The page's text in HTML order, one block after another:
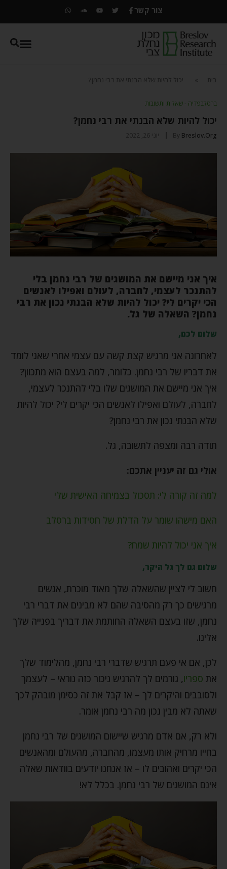
צור קשר
בית יכול להיות שלא הבנתי את רבי נחמן?
ברסלבפדיה - שאלות ותשובות
יכול להיות שלא הבנתי את רבי נחמן?
By Breslov.org יוני 26, 2022
איך אני מיישם את המושגים של רבי נחמן בלי
להתנכר לעצמי, לחברה, לעולם ואפילו לאנשים
הכי יקרים לי? יכול להיות שלא הבנתי נכון את רבי
נחמן? השאלה של גל.
שלום לכם,
לאחרונה אני מרגיש קצת קשה עם עצמי אחרי שאני לומד
את דבריו של רבי נחמן. כלומר, למה בעצם הוא מתכוון?
איך אני מיישם את המושגים שלו בלי להתנכר לעצמי,
לחברה, לעולם ואפילו לאנשים הכי יקרים לי? יכול להיות
שלא הבנתי נכון את רבי נחמן?
תודה רבה ומצפה לתשובה, גל.
אולי גם זה יעניין אתכם:
למה זה קורה לי: תסכול בצמיחה האישית שלי
האם מישהו שומר על הדלת של חסידות ברסלב
איך אני יכול להיות שמח?
שלום גם לך גל היקר,
חשוב לי לציין שהשאלה שלך מאוד מוכרת, אנשים
מרגישים כך רק מהסיבה שהם לא מבינים את דברי רבי
נחמן, שזו בעצם השאלה החותמת את דבריך בפנייה שלך
אלינו.
לכן, אם אי פעם תרגיש שדברי רבי נחמן, מהלימוד שלך
את ספריו, גורמים לך להרגיש ניכור כזה נוראי – לעצמך
ולסובבים והיקרים לך – אז קבל את זה כסימן מובהק לכך
שאתה לא מבין נכון מה רבי נחמן אומר.
ולא רק, אם אדם מרגיש שיישום המושגים של רבי נחמן
בחייו מרחיק אותו מעצמו, מהחברה, מהעולם ומהאנשים
הכי יקרים ואהובים לו – אז אנחנו יודעים בוודאות שאלה
אינם המושגים של רבי נחמן. בכלל לא!